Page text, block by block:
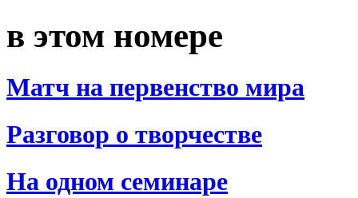
в этом номере
Матч на первенство мира
Разговор о творчестве
На одном семинаре